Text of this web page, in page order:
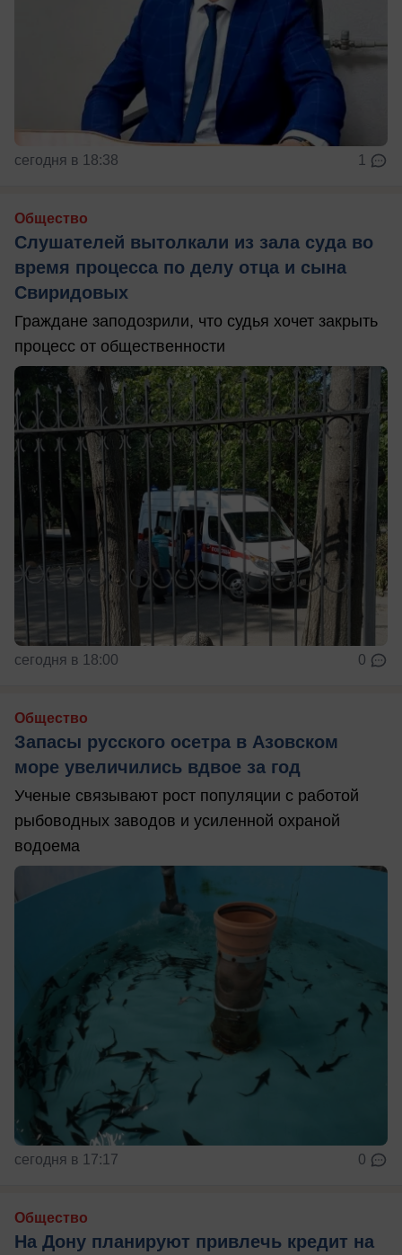
сегодня в 18:38 1
Общество
Слушателей вытолкали из зала суда во
время процесса по делу отца и сына
Свиридовых
Граждане заподозрили, что судья хочет закрыть
процесс от общественности
сегодня в 18:00 0
Общество
Запасы русского осетра в Азовском
море увеличились вдвое за год
Ученые связывают рост популяции с работой
рыбоводных заводов и усиленной охраной
водоема
сегодня в 17:17 0
Общество
На Дону планируют привлечь кредит на